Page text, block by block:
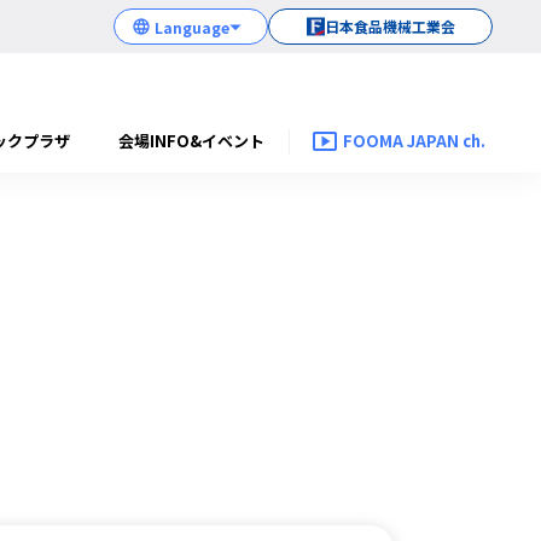
日本食品機械工業会
クプラザ 会場INFO&イベント FOOMA JAPAN ch.